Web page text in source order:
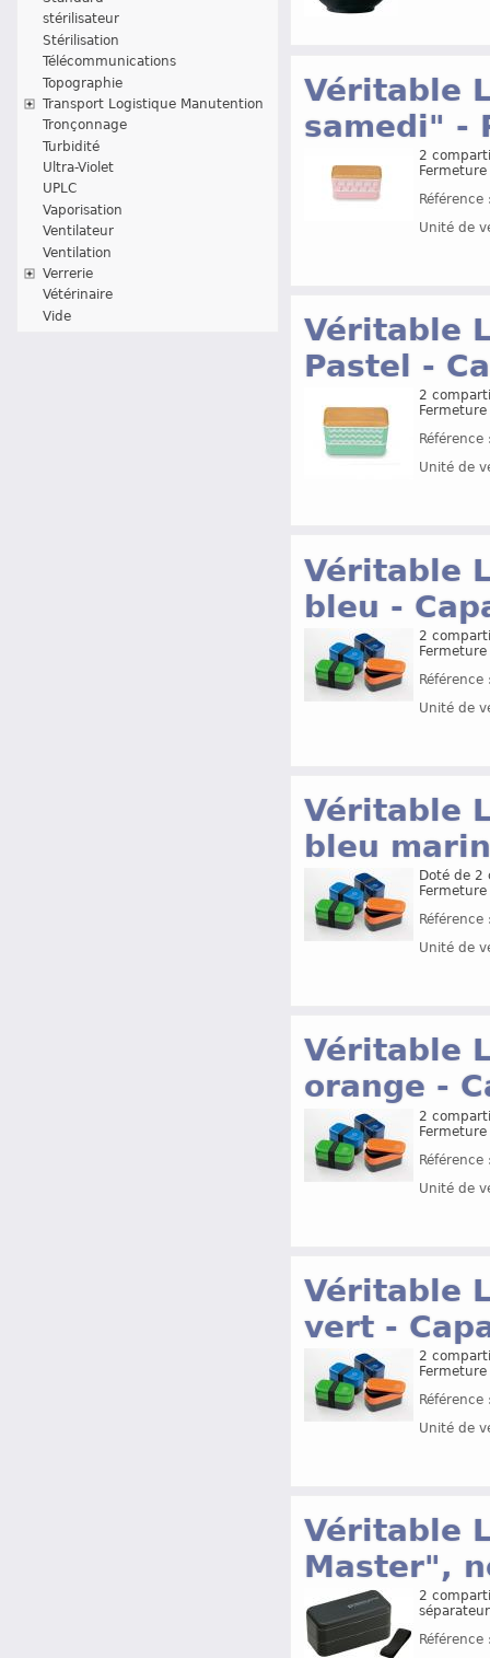
stérilisateur
Stérilisation
Télécommunications
Topographie
Transport Logistique Manutention
Tronçonnage
Turbidité
Ultra-Violet
UPLC
Vaporisation
Ventilateur
Ventilation
Verrerie
Vétérinaire
Vide
Véritable
samedi" -
2
Unité de
Véritable
Pastel -
2
Unité de
Véritable
bleu -
2
Unité de
Véritable
bleu
Doté de
Unité de
Véritable
orange -
2
Unité de
Véritable
vert -
2
Unité de
Véritable
Master",
2